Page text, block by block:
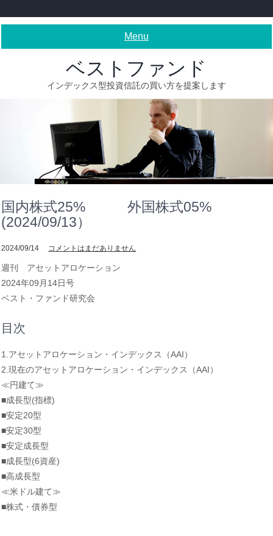
to
Menu
ベストファンド
インデックス型投資信託の買い方を提案します
国内株式25% 外国株式05%
(2024/09/13）
2024/09/14 コメントはまだありません
週刊 アセットアロケーション
2024年09月14日号
ベスト・ファンド研究会
目次
1.アセットアロケーション・インデックス（AAI）
2.現在のアセットアロケーション・インデックス（AAI）
≪円建て≫
■成長型(指標)
■安定20型
■安定30型
■安定成長型
■成長型(6資産)
■高成長型
≪米ドル建て≫
■株式・債券型